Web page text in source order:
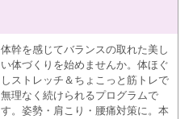
体幹を感じてバランスの取れた美し
い体づくりを始めませんか。体ほぐ
しストレッチ＆ちょこっと筋トレで
無理なく続けられるプログラムで
す。姿勢・肩こり・腰痛対策に。本